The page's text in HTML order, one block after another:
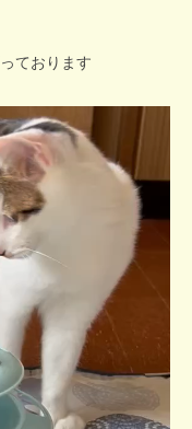
ております